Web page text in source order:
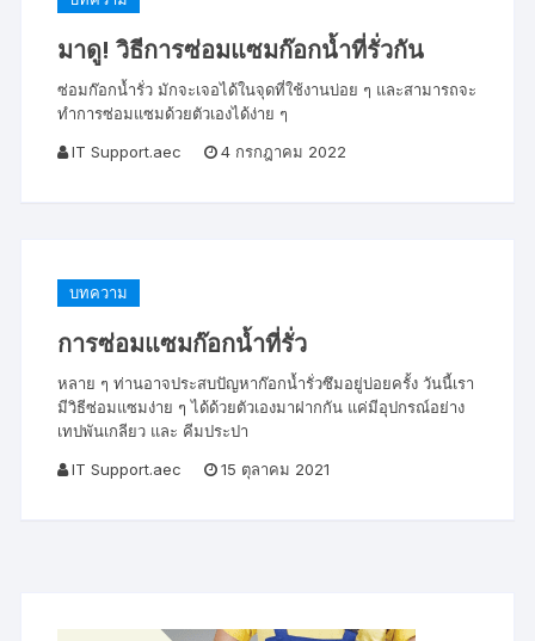
มาดู! วิธีการซ่อมแซมก๊อกน้ำที่รั่วกัน
ซ่อมก๊อกน้ำรั่ว มักจะเจอได้ในจุดที่ใช้งานบ่อย ๆ และสามารถจะ
ทำการซ่อมแซมด้วยตัวเองได้ง่าย ๆ
IT Support.aec
4 กรกฎาคม 2022
บทความ
การซ่อมแซมก๊อกน้ำที่รั่ว
หลาย ๆ ท่านอาจประสบปัญหาก๊อกน้ำรั่วซึมอยู่บ่อยครั้ง วันนี้เรา
มีวิธีซ่อมแซมง่าย ๆ ได้ด้วยตัวเองมาฝากกัน แค่มีอุปกรณ์อย่าง
เทปพันเกลียว และ คีมประปา
IT Support.aec
15 ตุลาคม 2021